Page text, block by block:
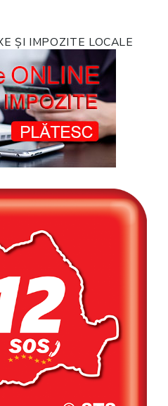
ȘI IMPOZITE LOCALE